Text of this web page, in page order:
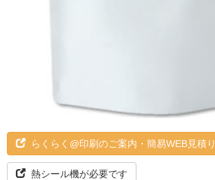
らくらく@印刷のご案内・簡易WEB見積り
熱シール機が必要です